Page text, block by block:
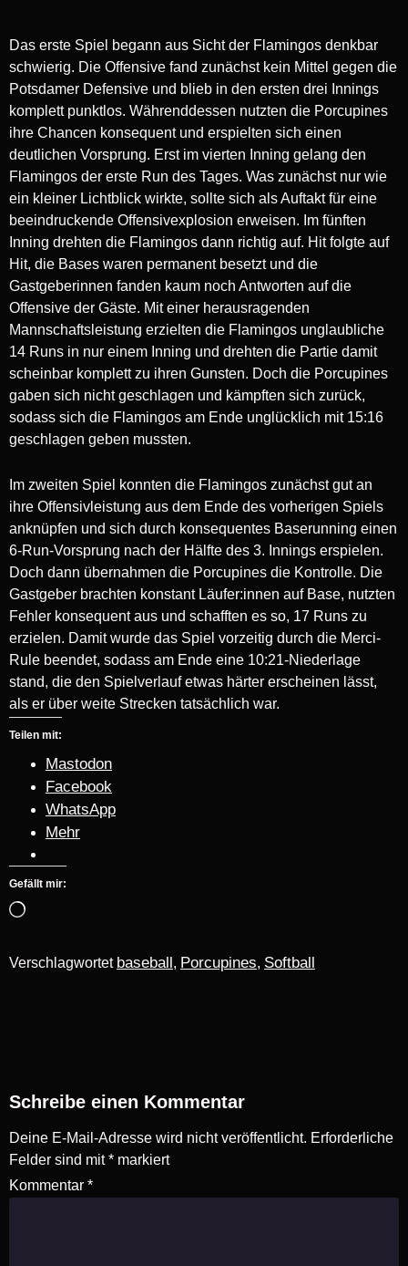
Das erste Spiel begann aus Sicht der Flamingos denkbar
schwierig. Die Offensive fand zunächst kein Mittel gegen die
Potsdamer Defensive und blieb in den ersten drei Innings
komplett punktlos. Währenddessen nutzten die Porcupines
ihre Chancen konsequent und erspielten sich einen
deutlichen Vorsprung. Erst im vierten Inning gelang den
Flamingos der erste Run des Tages. Was zunächst nur wie
ein kleiner Lichtblick wirkte, sollte sich als Auftakt für eine
beeindruckende Offensivexplosion erweisen. Im fünften
Inning drehten die Flamingos dann richtig auf. Hit folgte auf
Hit, die Bases waren permanent besetzt und die
Gastgeberinnen fanden kaum noch Antworten auf die
Offensive der Gäste. Mit einer herausragenden
Mannschaftsleistung erzielten die Flamingos unglaubliche
14 Runs in nur einem Inning und drehten die Partie damit
scheinbar komplett zu ihren Gunsten. Doch die Porcupines
gaben sich nicht geschlagen und kämpften sich zurück,
sodass sich die Flamingos am Ende unglücklich mit 15:16
geschlagen geben mussten.
Im zweiten Spiel konnten die Flamingos zunächst gut an
ihre Offensivleistung aus dem Ende des vorherigen Spiels
anknüpfen und sich durch konsequentes Baserunning einen
6-Run-Vorsprung nach der Hälfte des 3. Innings erspielen.
Doch dann übernahmen die Porcupines die Kontrolle. Die
Gastgeber brachten konstant Läufer:innen auf Base, nutzten
Fehler konsequent aus und schafften es so, 17 Runs zu
erzielen. Damit wurde das Spiel vorzeitig durch die Merci-
Rule beendet, sodass am Ende eine 10:21-Niederlage
stand, die den Spielverlauf etwas härter erscheinen lässt,
als er über weite Strecken tatsächlich war.
Teilen mit:
Mastodon
Facebook
WhatsApp
Mehr
Gefällt mir:
Verschlagwortet baseball, Porcupines, Softball
Schreibe einen Kommentar
Deine E-Mail-Adresse wird nicht veröffentlicht. Erforderliche
Felder sind mit* markiert
Kommentar *